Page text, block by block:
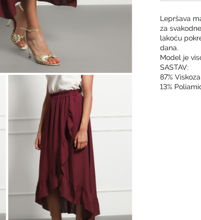
Lepršava
za
lakoću
dana.
Model je
SASTAV:
87% Viskoza
13%